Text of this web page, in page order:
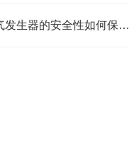
氮氢空气发生器的安全性如何保证？